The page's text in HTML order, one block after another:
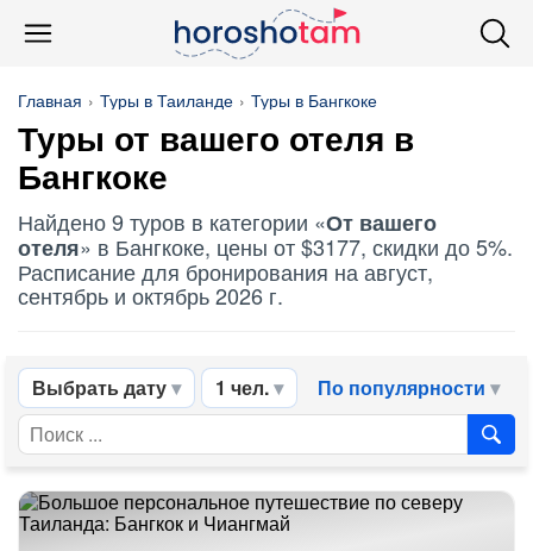
Главная Туры в Таиланде Туры в Бангкоке
Туры от вашего отеля в
Бангкоке
Найдено 9 туров в категории «От вашего
отеля» в Бангкоке, цены от $3177, скидки до 5%.
Расписание для бронирования на август,
сентябрь и октябрь 2026 г.
Выбрать дату 1 чел. По популярности